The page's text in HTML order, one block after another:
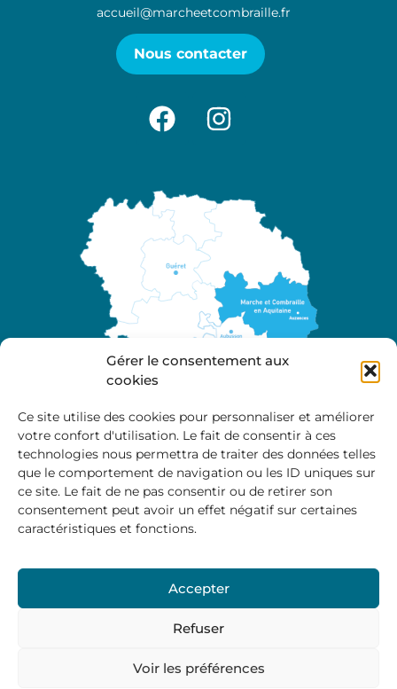
Gérer le consentement aux
cookies
Ce site utilise des cookies pour personnaliser et améliorer
votre confort d'utilisation. Le fait de consentir à ces
technologies nous permettra de traiter des données telles
que le comportement de navigation ou les ID uniques sur
ce site. Le fait de ne pas consentir ou de retirer son
consentement peut avoir un effet négatif sur certaines
caractéristiques et fonctions.
Accepter
Refuser
Voir les préférences
accueil@marcheetcombraille.fr
Nous contacter
A propos
Site officiel de la Communauté de Communes
Marche et Combraille en Aquitaine
Horaires d’ouverture :
9:00 – 12:00 / 14:00 – 17:00
Vendredi: 9:00 – 12:00
Mentions Légales–Politique des cookies